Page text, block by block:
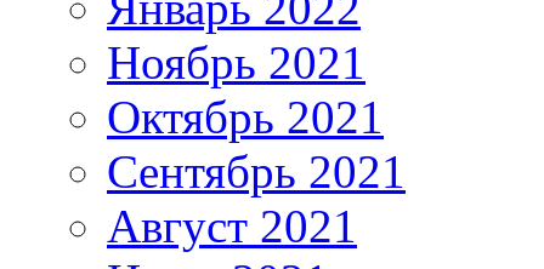
Ноябрь 2021
Октябрь 2021
Сентябрь 2021
Август 2021